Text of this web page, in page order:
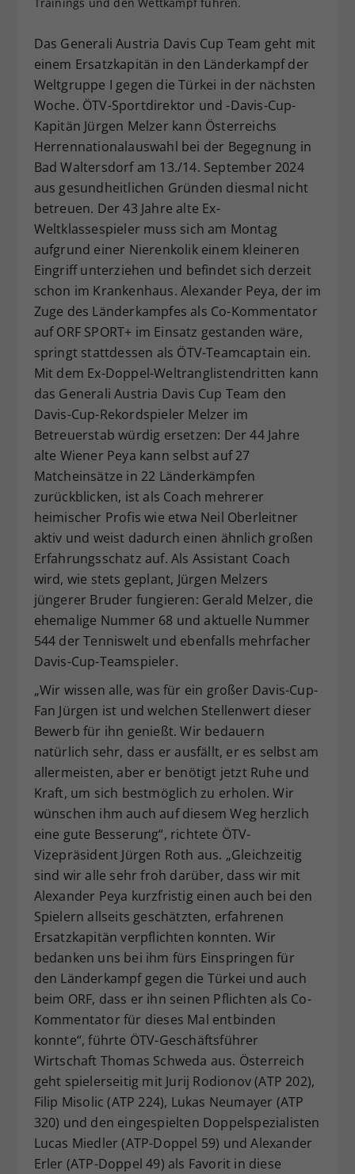
Das Generali Austria Davis Cup Team geht mit
einem Ersatzkapitän in den Länderkampf der
Weltgruppe I gegen die Türkei in der nächsten
Woche. ÖTV-Sportdirektor und -Davis-Cup-
Kapitän Jürgen Melzer kann Österreichs
Herrennationalauswahl bei der Begegnung in
Bad Waltersdorf am 13./14. September 2024
aus gesundheitlichen Gründen diesmal nicht
betreuen. Der 43 Jahre alte Ex-
Weltklassespieler muss sich am Montag
aufgrund einer Nierenkolik einem kleineren
Eingriff unterziehen und befindet sich derzeit
schon im Krankenhaus. Alexander Peya, der im
Zuge des Länderkampfes als Co-Kommentator
auf ORF SPORT+ im Einsatz gestanden wäre,
springt stattdessen als ÖTV-Teamcaptain ein.
Mit dem Ex-Doppel-Weltranglistendritten kann
das Generali Austria Davis Cup Team den
Davis-Cup-Rekordspieler Melzer im
Betreuerstab würdig ersetzen: Der 44 Jahre
alte Wiener Peya kann selbst auf 27
Matcheinsätze in 22 Länderkämpfen
zurückblicken, ist als Coach mehrerer
heimischer Profis wie etwa Neil Oberleitner
aktiv und weist dadurch einen ähnlich großen
Erfahrungsschatz auf. Als Assistant Coach
wird, wie stets geplant, Jürgen Melzers
jüngerer Bruder fungieren: Gerald Melzer, die
ehemalige Nummer 68 und aktuelle Nummer
544 der Tenniswelt und ebenfalls mehrfacher
Davis-Cup-Teamspieler.
„Wir wissen alle, was für ein großer Davis-Cup-
Fan Jürgen ist und welchen Stellenwert dieser
Bewerb für ihn genießt. Wir bedauern
natürlich sehr, dass er ausfällt, er es selbst am
allermeisten, aber er benötigt jetzt Ruhe und
Kraft, um sich bestmöglich zu erholen. Wir
wünschen ihm auch auf diesem Weg herzlich
eine gute Besserung“, richtete ÖTV-
Vizepräsident Jürgen Roth aus. „Gleichzeitig
sind wir alle sehr froh darüber, dass wir mit
Alexander Peya kurzfristig einen auch bei den
Spielern allseits geschätzten, erfahrenen
Ersatzkapitän verpflichten konnten. Wir
bedanken uns bei ihm fürs Einspringen für
den Länderkampf gegen die Türkei und auch
beim ORF, dass er ihn seinen Pflichten als Co-
Kommentator für dieses Mal entbinden
konnte“, führte ÖTV-Geschäftsführer
Wirtschaft Thomas Schweda aus. Österreich
geht spielerseitig mit Jurij Rodionov (ATP 202),
Filip Misolic (ATP 224), Lukas Neumayer (ATP
320) und den eingespielten Doppelspezialisten
Lucas Miedler (ATP-Doppel 59) und Alexander
Erler (ATP-Doppel 49) als Favorit in diese
Zweck
Einstellungen. Unter anderem eine
zufällig generierte ID, für die
historische Speicherung Ihrer
vorgenommen Einstellungen, falls der
Webseiten-Betreiber dies eingestellt
hat.